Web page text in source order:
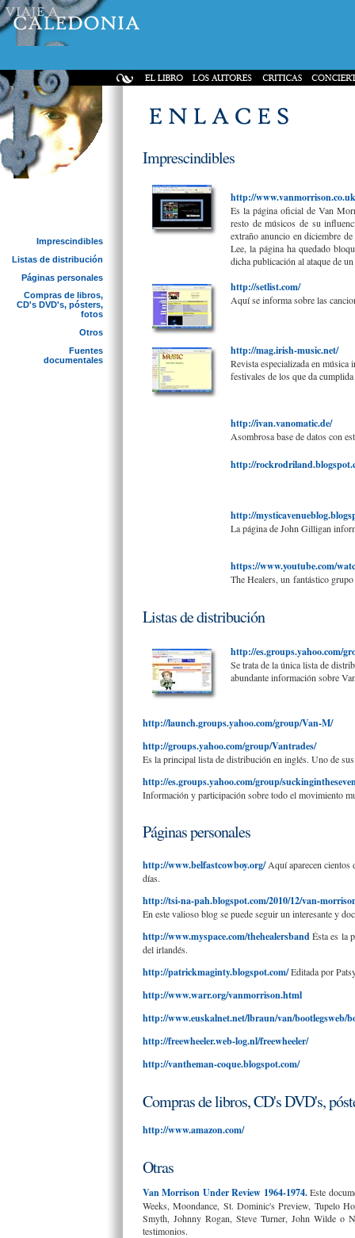
Imprescindibles
Listas de distribución
Páginas personales
Compras de libros,
CD's DVD's, pósters,
fotos
Otros
Fuentes
documentales
Imprescindibles
http://www.vanmorrison.co.uk
Es la página oficial de Van
resto de músicos de su
extraño anuncio en diciembre
Lee, la página ha quedado
dicha publicación al ataque de
http://setlist.com/
Aquí se informa sobre las
http://mag.irish-music.net/
Revista especializada en
festivales de los que da
http://ivan.vanomatic.de/
Asombrosa base de datos con
http://
http://
La página de John Gilligan
https://www.youtube.com/
The Healers, un fantástico
Listas de distribución
http://es.groups.yahoo.com/
Se trata de la única lista de
abundante información sobre
http://launch.groups.yahoo.com/group/Van-M/
http://groups.yahoo.com/group/Vantrades/
Es la principal lista de distribución en inglés. Uno de
http://es.groups.yahoo.com/group/
Información y participación sobre todo el movimiento
Páginas personales
http://www.belfastcowboy.org/Aquí aparecen cientos
días.
http://tsi-na-pah.blogspot.com/2010/12/van-
En este valioso blog se puede seguir un interesante y
http://www.myspace.com/thehealersbandÉsta es la
del irlandés.
http://patrickmaginty.blogspot.com/Editada por
http://www.warr.org/vanmorrison.html
http://www.euskalnet.net/lbraun/van/bootlegsweb/
http://freewheeler.web-log.nl/freewheeler/
http://vantheman-coque.blogspot.com/
Compras de libros, CD's DVD's,
http://www.amazon.com/
Otras
Van Morrison Under Review 1964-1974.Este
Weeks, Moondance, St. Dominic's Preview, Tupelo
Smyth, Johnny Rogan, Steve Turner, John Wilde o
testimonios.